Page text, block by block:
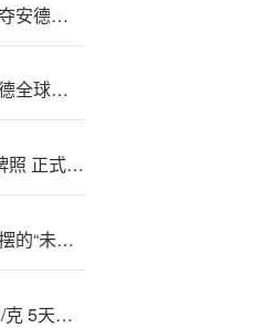
英!国国王签署诏书 正式剥夺安德鲁王子头衔
减肥药竞;争:激烈，诺和诺德全球裁员9000人，年内第三次下调利润预测
京<东>获批香港保险经纪牌照 正式进军香港金融市场
民—生‘宏’观：美国政府停摆的“未完待续”
10月1,6日黄<金>963.36元/克 5天上涨6.96%